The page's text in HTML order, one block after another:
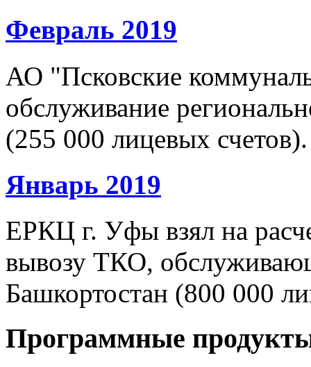
Февраль 2019
АО "Псковские
обслуживание
(255 000 лицевых счетов).
Январь 2019
ЕРКЦ г. Уфы взял на
вывозу ТКО,
Башкортостан (800 000
Программные